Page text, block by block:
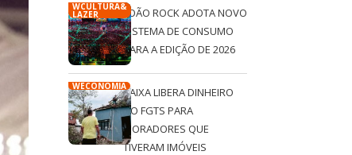
WCULTURA&
LAZER
JOÃO ROCK ADOTA NOVO
SISTEMA DE CONSUMO
PARA A EDIÇÃO DE 2026
WECONOMIACAIXA LIBERA DINHEIRO
DO FGTS PARA
MORADORES QUE
TIVERAM IMÓVEIS